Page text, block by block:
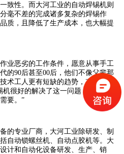
致性。而大河工业的自动焊锡机则
毫不差的完成诸多复杂的焊锡作
质，且降低了生产成本，也大幅提
恶劣的工作条件，愿意从事手工
的90后甚至00后，他们不像父辈那
术工人更有短缺的趋势，有企业主
很好的解决了这一问题，减少了人
要。”
专业厂商，大河工业除研发、制
自动锁螺丝机、自动点胶机等。大
计和自动化设备研发、生产、销